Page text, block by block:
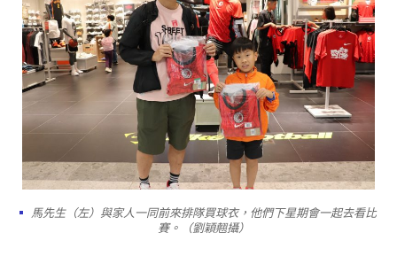
馬先生（左）與家人一同前來排隊買球衣，他們下星期會一起去看比
賽。（劉穎翹攝）